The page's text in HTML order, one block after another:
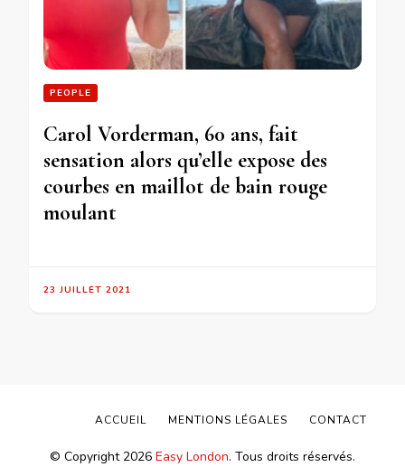
PEOPLE
Carol Vorderman, 60 ans, fait
sensation alors qu’elle expose des
courbes en maillot de bain rouge
moulant
23 JUILLET 2021
© Copyright 2026 Easy London. Tous droits réservés.
ACCUEIL MENTIONS LÉGALES CONTACT